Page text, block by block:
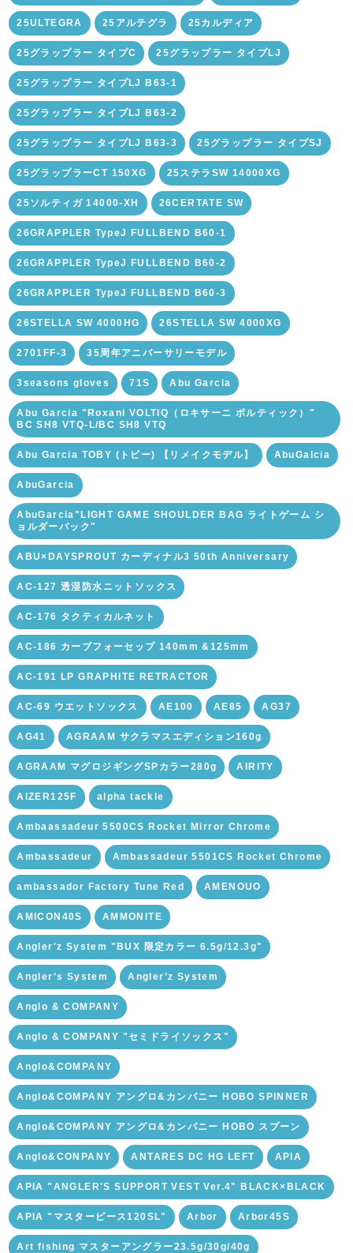
25ULTEGRA 25アルテグラ 25カルディア
25グラップラー タイプC 25グラップラー タイプLJ
25グラップラー タイプLJ B63-1
25グラップラー タイプLJ B63-2
25グラップラー タイプLJ B63-3 25グラップラー タイプSJ
25グラップラーCT 150XG 25ステラSW 14000XG
25ソルティガ 14000-XH 26CERTATE SW
26GRAPPLER TypeJ FULLBEND B60-1
26GRAPPLER TypeJ FULLBEND B60-2
26GRAPPLER TypeJ FULLBEND B60-3
26STELLA SW 4000HG 26STELLA SW 4000XG
2701FF-3 35周年アニバーサリーモデル
3seasons gloves 71S Abu Garcia
Abu Garcia "Roxani VOLTIQ（ロキサーニ ボルティック）"
BC SH8 VTQ-L/BC SH8 VTQ
Abu Garcia TOBY (トビー) 【リメイクモデル】 AbuGalcia
AbuGarcia
AbuGarcia"LIGHT GAME SHOULDER BAG ライトゲーム シ
ョルダーバック"
ABU×DAYSPROUT カーディナル3 50th Anniversary
AC-127 透湿防水ニットソックス
AC-176 タクティカルネット
AC-186 カーブフォーセップ 140mm &125mm
AC-191 LP GRAPHITE RETRACTOR
AC-69 ウエットソックス AE100 AE85 AG37
AG41 AGRAAM サクラマスエディション160g
AGRAAM マグロジギングSPカラー280g AIRITY
AIZER125F alpha tackle
Ambaassadeur 5500CS Rocket Mirror Chrome
Ambassadeur Ambassadeur 5501CS Rocket Chrome
ambassador Factory Tune Red AMENOUO
AMICON40S AMMONITE
Angler'z System "BUX 限定カラー 6.5g/12.3g"
Angler’s System Angler’z System
Anglo & COMPANY
Anglo & COMPANY "セミドライソックス"
Anglo&COMPANY
Anglo&COMPANY アングロ&カンパニー HOBO SPINNER
Anglo&COMPANY アングロ&カンパニー HOBO スプーン
Anglo&CONPANY ANTARES DC HG LEFT APIA
APIA "ANGLER'S SUPPORT VEST Ver.4" BLACK×BLACK
APIA "マスターピース120SL" Arbor Arbor45S
Art fishing マスターアングラー23.5g/30g/40g